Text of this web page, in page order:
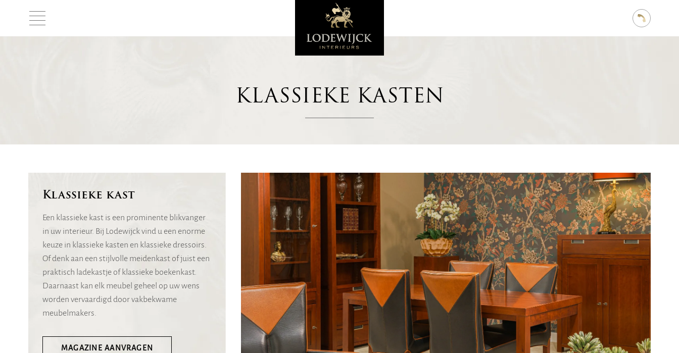
KLASSIEKE KASTEN
Klassieke kast
Een klassieke kast is een prominente blikvanger
in uw interieur. Bij Lodewijck vind u een enorme
keuze in klassieke kasten en klassieke dressoirs.
Of denk aan een stijlvolle meidenkast of juist een
praktisch ladekastje of klassieke boekenkast.
Daarnaast kan elk meubel geheel op uw wens
worden vervaardigd door vakbekwame
meubelmakers.
MAGAZINE AANVRAGEN